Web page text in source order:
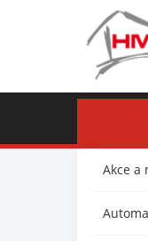
Akce a